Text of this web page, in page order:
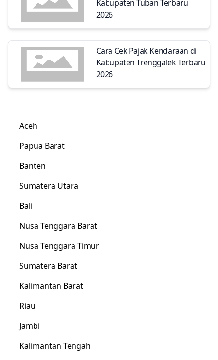
Kabupaten Tuban Terbaru
2026
Cara Cek Pajak Kendaraan di
Kabupaten Trenggalek Terbaru
2026
Aceh
Papua Barat
Banten
Sumatera Utara
Bali
Nusa Tenggara Barat
Nusa Tenggara Timur
Sumatera Barat
Kalimantan Barat
Riau
Jambi
Kalimantan Tengah